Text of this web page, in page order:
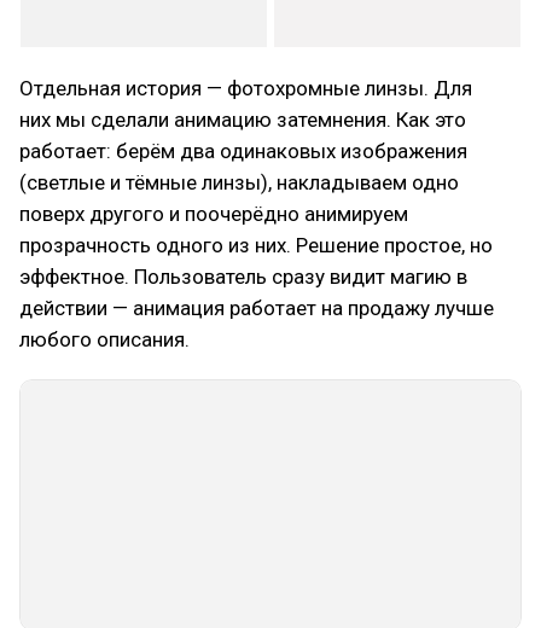
Отдельная история — фотохромные линзы. Для
них мы сделали анимацию затемнения. Как это
работает: берём два одинаковых изображения
(светлые и тёмные линзы), накладываем одно
поверх другого и поочерёдно анимируем
прозрачность одного из них. Решение простое, но
эффектное. Пользователь сразу видит магию в
действии — анимация работает на продажу лучше
любого описания.